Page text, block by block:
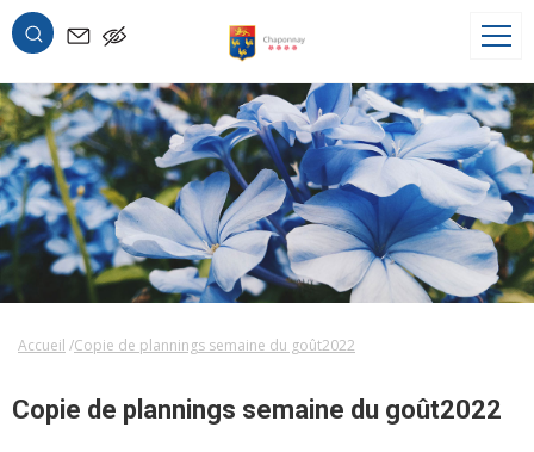
OK
Accueil Copie de plannings semaine du goût2022
Copie de plannings semaine du goût2022